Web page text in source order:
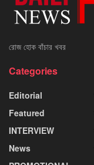
রোজ হোক বাঁচার খবর
Categories
Editorial
Featured
INTERVIEW
News